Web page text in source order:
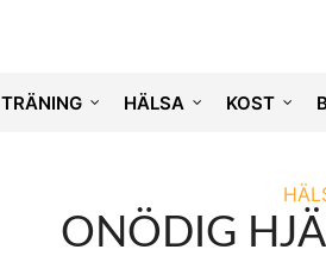
TRÄNING HÄLSA KOST
ONÖDIG